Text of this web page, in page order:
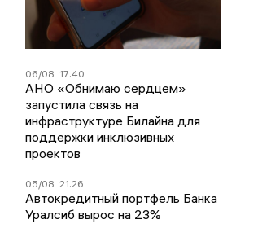
06/08 17:40
АНО «Обнимаю сердцем»
запустила связь на
инфраструктуре Билайна для
поддержки инклюзивных
проектов
05/08 21:26
Автокредитный портфель Банка
Уралсиб вырос на 23%